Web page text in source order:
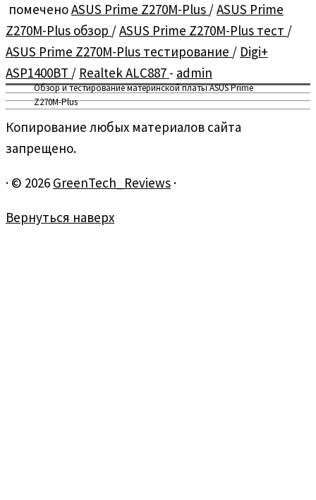
Обзор и тестирование материнской платы ASUS Prime
Z270M-Plus
помеченоASUS Prime Z270M-Plus /ASUS Prime
Z270M-Plus обзор /ASUS Prime Z270M-Plus тест /
ASUS Prime Z270M-Plus тестирование / Digi+
ASP1400BT / Realtek ALC887 - admin
Копирование любых материалов сайта
запрещено.
· © 2026 GreenTech_Reviews ·
Вернуться наверх